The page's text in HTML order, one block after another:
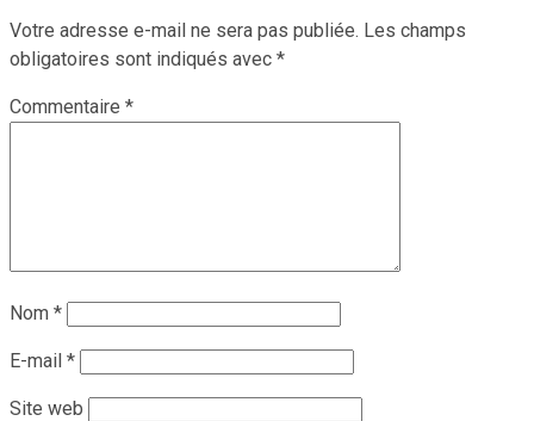
Votre adresse e-mail ne sera pas publiée. Les champs
obligatoires sont indiqués avec *
Commentaire *
Nom *
E-mail *
Site web